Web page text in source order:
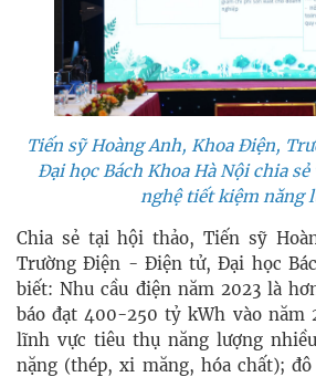
Tiến sỹ Hoàng Anh, Khoa Điện,
Đại học Bách Khoa Hà Nội chia
nghệ tiết kiệm năng
Chia sẻ tại hội thảo, Tiến sỹ
Trường Điện - Điện tử, Đại học
biết: Nhu cầu điện năm 2023 là
báo đạt 400-250 tỷ kWh vào năm
lĩnh vực tiêu thụ năng lượng
nặng (thép, xi măng, hóa chất);